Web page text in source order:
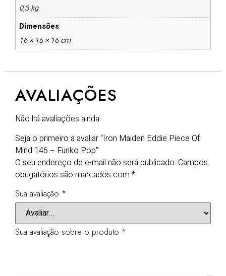
0,3 kg
Dimensões
16 × 16 × 16 cm
AVALIAÇÕES
Não há avaliações ainda.
Seja o primeiro a avaliar “Iron Maiden Eddie Piece Of
Mind 146 – Funko Pop”
O seu endereço de e-mail não será publicado. Campos
obrigatórios são marcados com *
Sua avaliação *
Sua avaliação sobre o produto *